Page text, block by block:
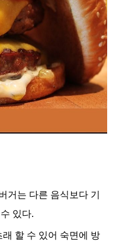
거는 다른 음식보다 기
있다.
할 수 있어 숙면에 방